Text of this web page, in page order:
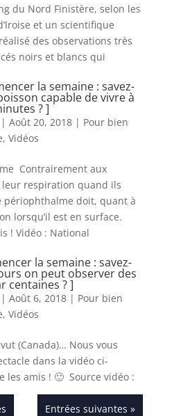
du Nord Finistère, selon les
et un scientifique
des observations très
noirs et blancs qui
la semaine : savez-
capable de vivre à
? ]
| Août 20, 2018| Pour bien
, Vidéos
Contrairement aux
respiration quand ils
périophthalme doit, quant à
lorsqu’il est en surface.
! Vidéo : National
la semaine : savez-
on peut observer des
centaines ? ]
| Août 6, 2018| Pour bien
, Vidéos
(Canada)… Nous vous
dans la vidéo ci-
les amis ! 🙂 Source vidéo :
Entrées suivantes »